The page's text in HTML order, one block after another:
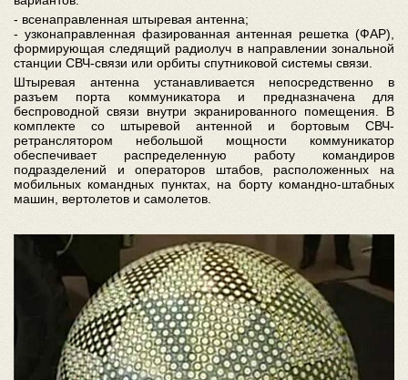
- всенаправленная штыревая антенна;
- узконаправленная фазированная антенная решетка (ФАР),
формирующая следящий радиолуч в направлении зональной
станции СВЧ-связи или орбиты спутниковой системы связи.
Штыревая антенна устанавливается непосредственно в
разъем порта коммуникатора и предназначена для
беспроводной связи внутри экранированного помещения. В
комплекте со штыревой антенной и бортовым СВЧ-
ретранслятором небольшой мощности коммуникатор
обеспечивает распределенную работу командиров
подразделений и операторов штабов, расположенных на
мобильных командных пунктах, на борту командно-штабных
машин, вертолетов и самолетов.